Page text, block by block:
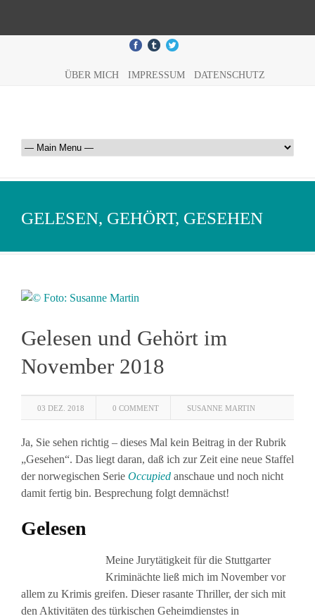
ÜBER MICH IMPRESSUM DATENSCHUTZ
GELESEN, GEHÖRT, GESEHEN
Gelesen und Gehört im
November 2018
03 DEZ. 2018 0 COMMENT SUSANNE MARTIN
Ja, Sie sehen richtig – dieses Mal kein Beitrag in der Rubrik
„Gesehen“. Das liegt daran, daß ich zur Zeit eine neue Staffel
der norwegischen Serie Occupied anschaue und noch nicht
damit fertig bin. Besprechung folgt demnächst!
Gelesen
Meine Jurytätigkeit für die Stuttgarter
Kriminächte ließ mich im November vor
allem zu Krimis greifen. Dieser rasante Thriller, der sich mit
den Aktivitäten des türkischen Geheimdienstes in